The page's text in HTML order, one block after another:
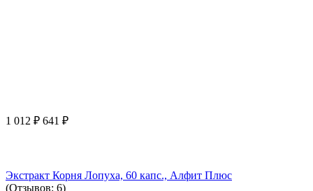
1 012 ₽ 641 ₽
Экстракт Корня Лопуха, 60 капс., Алфит Плюс
(Отзывов: 6)